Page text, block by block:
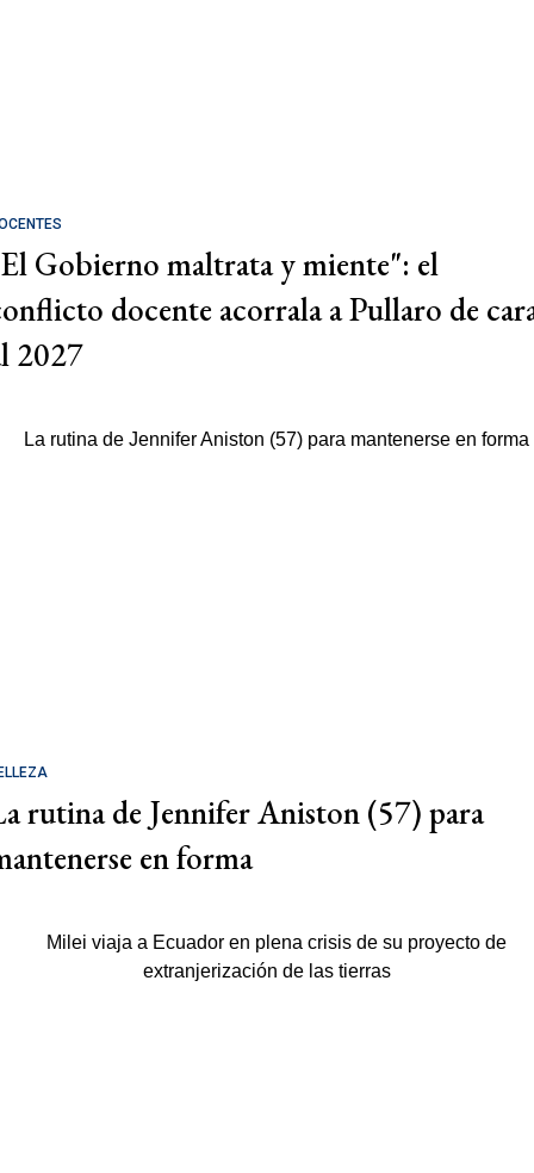
Gobierno maltrata y miente": el
docente acorrala a Pullaro de
2027
rutina de Jennifer Aniston (57) para
en forma